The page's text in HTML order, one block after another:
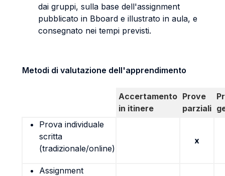
dai gruppi, sulla base dell'assignment
pubblicato in Bboard e illustrato in aula, e
consegnato nei tempi previsti.
Metodi di valutazione dell'apprendimento
Accertamento
in itinere
Prove
parziali
Prova individuale
scritta
(tradizionale/online)
x
Assignment